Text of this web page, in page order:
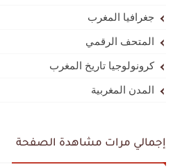
جغرافيا المغرب
المتحف الرقمي
كرونولوجيا تاريخ المغرب
المدن المغربية
إجمالي مرات مشاهدة الصفحة